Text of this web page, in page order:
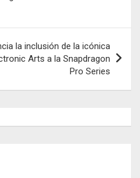
la inclusión de la icónica
Arts a la Snapdragon
Pro Series